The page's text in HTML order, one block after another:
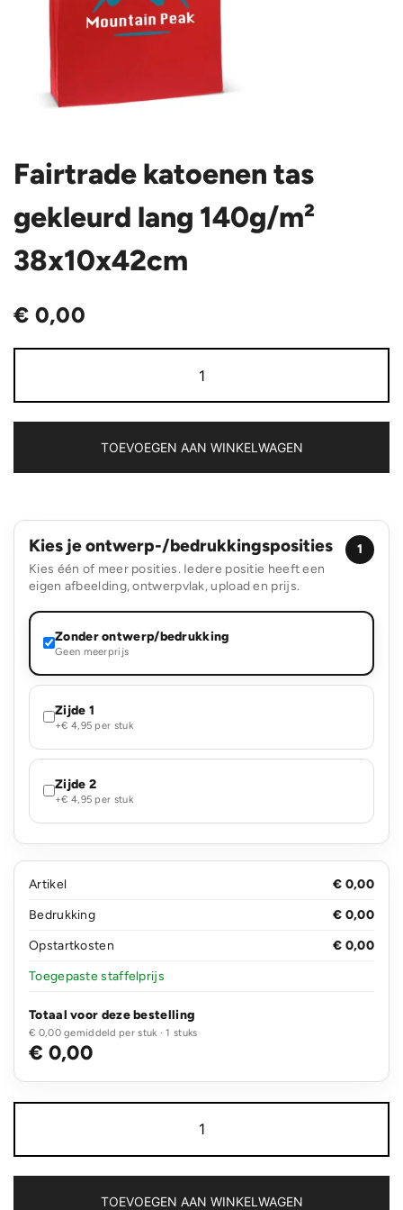
Fairtrade katoenen tas
gekleurd lang 140g/m²
38x10x42cm
€ 0,00
katoenen
lang
140g/m²
aantal
TOEVOEGEN AAN WINKELWAGEN
Kies je ontwerp-/bedrukkingsposities
Kies één of meer posities. Iedere positie heeft een
eigen afbeelding, ontwerpvlak, upload en prijs.
1
Zonder ontwerp/bedrukking
Geen meerprijs
Zijde 1
+€ 4,95 per stuk
Zijde 2
+€ 4,95 per stuk
Artikel
€ 0,00
Bedrukking
€ 0,00
Opstartkosten
€ 0,00
Toegepaste staffelprijs
Totaal voor deze bestelling
€ 0,00 gemiddeld per stuk · 1 stuks
€ 0,00
katoenen
lang
140g/m²
TOEVOEGEN AAN WINKELWAGEN